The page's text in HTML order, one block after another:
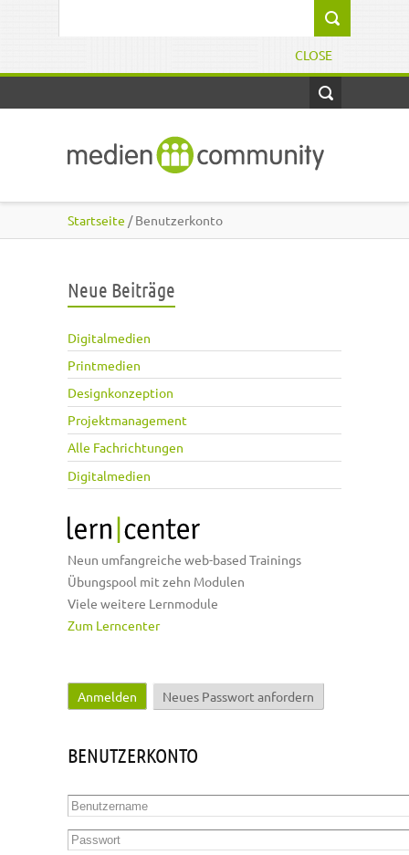
CLOSE
Startseite / Benutzerkonto
Neue Beiträge
Digitalmedien
Printmedien
Designkonzeption
Projektmanagement
Alle Fachrichtungen
Digitalmedien
Neun umfangreiche web-based Trainings
Übungspool mit zehn Modulen
Viele weitere Lernmodule
Zum Lerncenter
Haupt-Reiter
Anmelden (aktiver Reiter)
Neues Passwort anfordern
BENUTZERKONTO
Benutzername
Passwort